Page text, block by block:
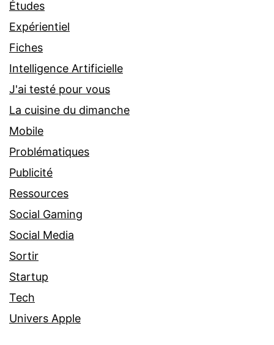
Études
Expérientiel
Fiches
Intelligence Artificielle
J'ai testé pour vous
La cuisine du dimanche
Mobile
Problématiques
Publicité
Ressources
Social Gaming
Social Media
Sortir
Startup
Tech
Univers Apple